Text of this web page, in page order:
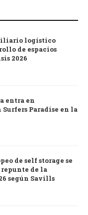
logístico
de espacios
2026
entra en
Paradise en la
de self storage se
de la
según Savills